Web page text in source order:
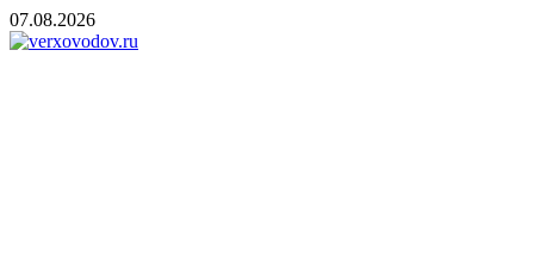
Skip
to
07.08.2026